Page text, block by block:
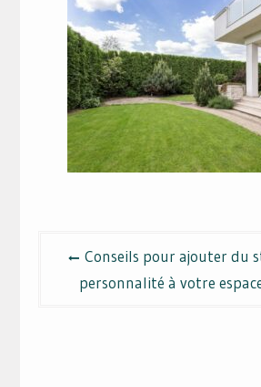
l’article
Conseils pour ajouter du
personnalité à votre